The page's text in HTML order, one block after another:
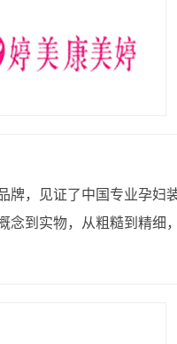
牌，见证了中国专业孕妇
念到实物，从粗糙到精细